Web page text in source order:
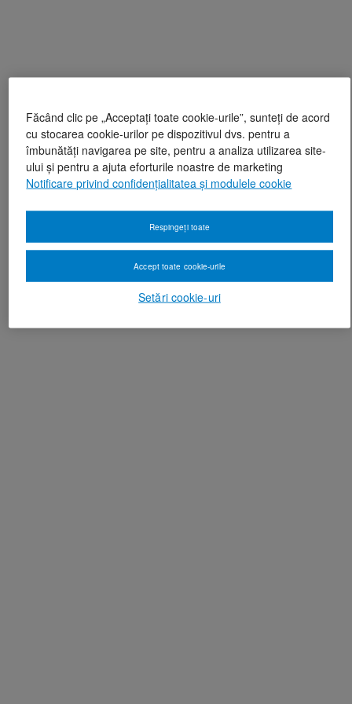
Făcând clic pe „Acceptați toate cookie-urile”, sunteți de acord
cu stocarea cookie-urilor pe dispozitivul dvs. pentru a
îmbunătăți navigarea pe site, pentru a analiza utilizarea site-
ului și pentru a ajuta eforturile noastre de marketing
Notificare privind confidențialitatea și modulele cookie
Setări cookie-uri
Respingeți toate
Accept toate cookie-urile